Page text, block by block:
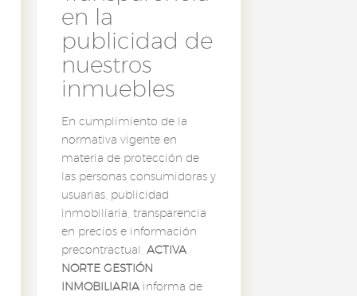
en la
publicidad de
nuestros
inmuebles
En cumplimiento de la
normativa vigente en
materia de protección de
las personas consumidoras y
usuarias, publicidad
inmobiliaria, transparencia
en precios e información
precontractual, ACTIVA
NORTE GESTIÓN
INMOBILIARIAinforma de